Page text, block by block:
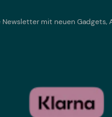
mit neuen